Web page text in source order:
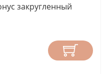
закругленный